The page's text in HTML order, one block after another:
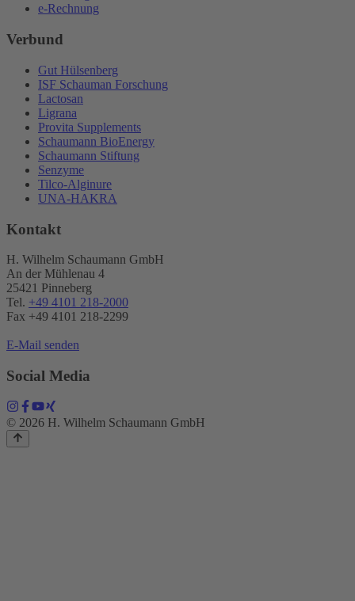
e-Rechnung
Verbund
Gut Hülsenberg
ISF Schauman Forschung
Lactosan
Ligrana
Provita Supplements
Schaumann BioEnergy
Schaumann Stiftung
Senzyme
Tilco-Alginure
UNA-HAKRA
Kontakt
H. Wilhelm Schaumann GmbH
An der Mühlenau 4
25421 Pinneberg
Tel. +49 4101 218-2000
Fax +49 4101 218​-2299
E-Mail senden
Social Media
© 2026 H. Wilhelm Schaumann GmbH